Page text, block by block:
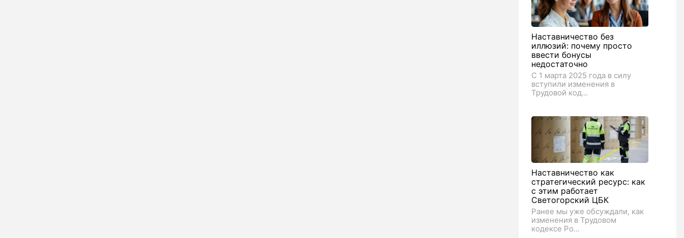
Наставничество без
иллюзий: почему просто
ввести бонусы
недостаточно
С 1 марта 2025 года в силу
вступили изменения в
Трудовой код...
Наставничество как
стратегический ресурс: как
с этим работает
Светогорский ЦБК
­Ранее мы уже обсуждали, как
изменения в Трудовом
кодексе Ро...